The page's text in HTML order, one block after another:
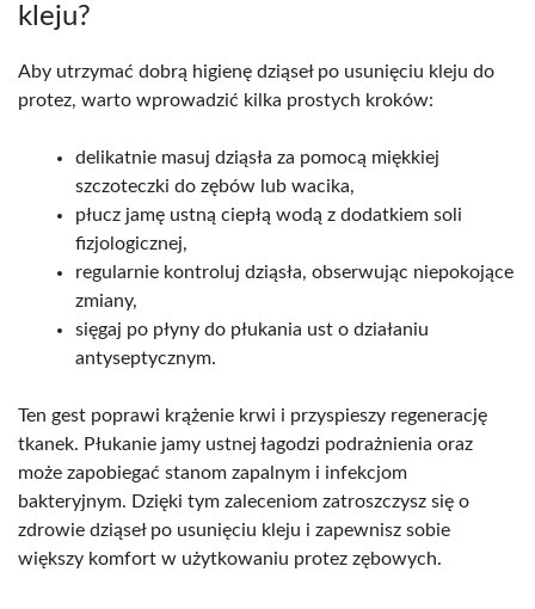
kleju?
Aby utrzymać dobrą higienę dziąseł po usunięciu kleju do
protez, warto wprowadzić kilka prostych kroków:
delikatnie masuj dziąsła za pomocą miękkiej
szczoteczki do zębów lub wacika,
płucz jamę ustną ciepłą wodą z dodatkiem soli
fizjologicznej,
regularnie kontroluj dziąsła, obserwując niepokojące
zmiany,
sięgaj po płyny do płukania ust o działaniu
antyseptycznym.
Ten gest poprawi krążenie krwi i przyspieszy regenerację
tkanek. Płukanie jamy ustnej łagodzi podrażnienia oraz
może zapobiegać stanom zapalnym i infekcjom
bakteryjnym. Dzięki tym zaleceniom zatroszczysz się o
zdrowie dziąseł po usunięciu kleju i zapewnisz sobie
większy komfort w użytkowaniu protez zębowych.